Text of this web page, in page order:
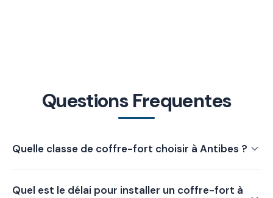
Questions Frequentes
Quelle classe de coffre-fort choisir à Antibes ?
Classe I pour montants plus élevés, Classe II pour une
Quel est le délai pour installer un coffre-fort à